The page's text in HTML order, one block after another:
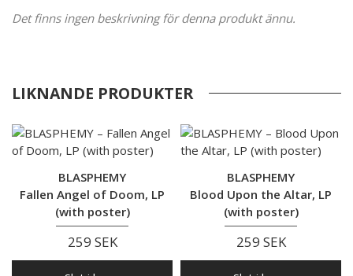
Det finns ingen beskrivning för denna produkt ännu.
LIKNANDE PRODUKTER
BLASPHEMY
Fallen Angel of Doom, LP
(with poster)
259 SEK
BLASPHEMY
Blood Upon the Altar, LP
(with poster)
259 SEK